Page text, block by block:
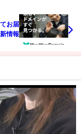
お届
情報